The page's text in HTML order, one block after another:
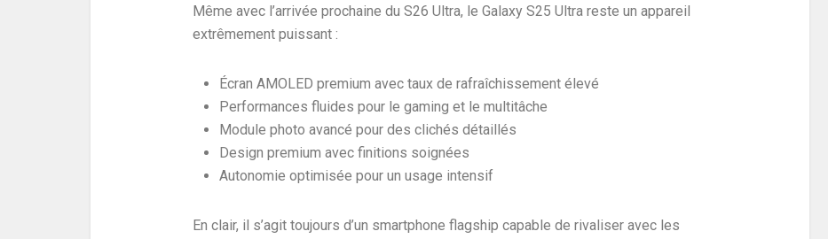
Même avec l’arrivée prochaine du S26 Ultra, le Galaxy S25 Ultra reste un appareil
extrêmement puissant :
Écran AMOLED premium avec taux de rafraîchissement élevé
Performances fluides pour le gaming et le multitâche
Module photo avancé pour des clichés détaillés
Design premium avec finitions soignées
Autonomie optimisée pour un usage intensif
En clair, il s’agit toujours d’un smartphone flagship capable de rivaliser avec les